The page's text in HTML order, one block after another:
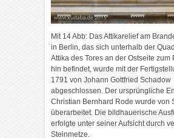
Mit 14 Abb: Das Attikarelief am
in Berlin, das sich unterhalb der
Attika des Tores an der Ostseite zum
hin befindet, wurde mit der
1791 von Johann Gottfried Schadow
abgeschlossen. Der ursprüngliche
Christian Bernhard Rode wurde von
überarbeitet. Die bildhauerische
erfolgte unter seiner Aufsicht durch
Steinmetze.